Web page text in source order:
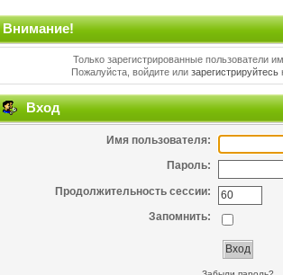
Внимание!
Только зарегистрированные пользователи
Пожалуйста, войдите или зарегистрируйтесь
Вход
Имя пользователя:
Пароль:
Продолжительность сессии:
Запомнить: